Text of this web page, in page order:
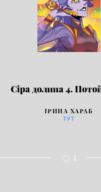
Сіра долина 4.
ІРИНА ХАРАБ
ТУТ
1